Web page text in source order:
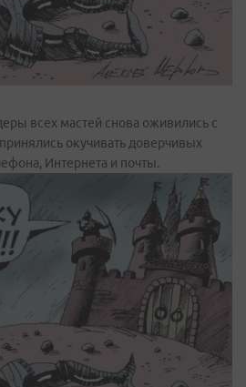
всех мастей снова оживились с
окучивать доверчивых
Интернета и почты.